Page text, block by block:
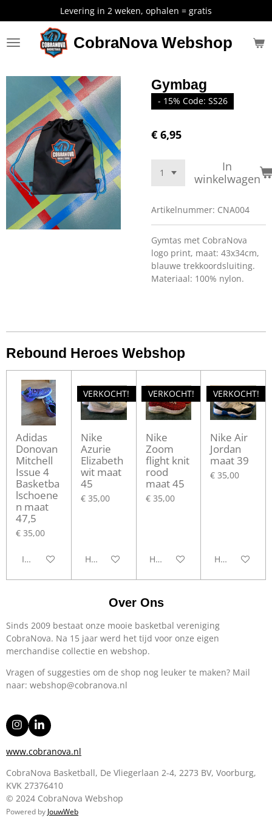
direct
naar
de
CobraNova Webshop
Levering in 2 weken, ophalen = gratis
Gymbag
- 15% Code: SS26
€ 6,95
In
winkelwagen
Artikelnummer: CNA004
Gymtas met CobraNova
logo print, maat: 43x34cm,
blauwe trekkoordsluiting.
Materiaal: 100% nylon.
Rebound Heroes Webshop
Adidas
Donovan
Mitchell
Issue 4
Basketba
lschoene
n maat
47,5
€ 35,00
In winkelwagen
VERKOCHT!
Nike
Azurie
Elizabeth
wit maat
45
€ 35,00
Houd mij op de hoogte
VERKOCHT!
Nike
Zoom
flight knit
rood
maat 45
€ 35,00
Houd mij op de hoogte
VERKOCHT!
Nike Air
Jordan
maat 39
€ 35,00
Houd mij op
Over Ons
Sinds 2009 bestaat onze mooie basketbal vereniging
CobraNova. Na 15 jaar werd het tijd voor onze eigen
merchandise collectie en webshop.
Vragen of suggesties om de shop nog leuker te maken? Mail
naar: webshop@cobranova.nl
I
n
s
t
a
g
r
a
L
i
n
k
d
I
n
www.cobranova.nl
CobraNova Basketball, De Vliegerlaan 2-4, 2273 BV, Voorburg,
KVK 27376410
© 2024 CobraNova Webshop
Powered by JouwWeb